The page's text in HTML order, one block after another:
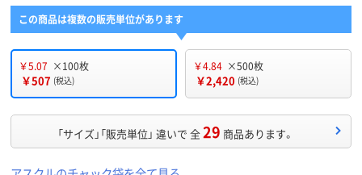
この商品は複数の販売単位があります
￥5.07 ×100枚
￥507 (税込)
￥4.84 ×500枚
￥2,420 (税込)
「サイズ」「販売単位」 違いで 全29 商品あります。